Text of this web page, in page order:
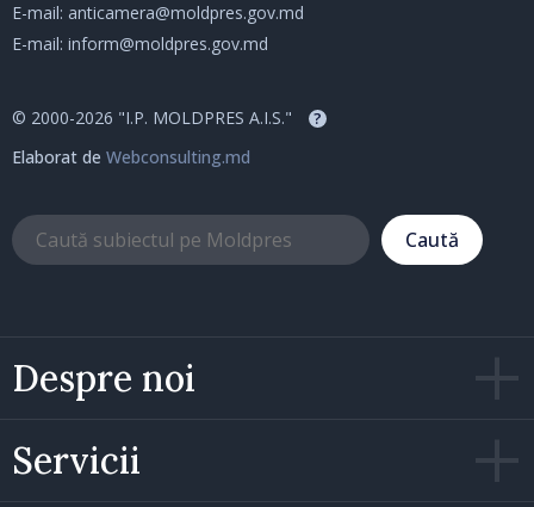
Despre noi
Servicii
E-mail: anticamera@moldpres.gov.md
E-mail: inform@moldpres.gov.md
© 2000-2026 "I.P. MOLDPRES A.I.S." ?
Elaborat de Webconsulting.md
Caută